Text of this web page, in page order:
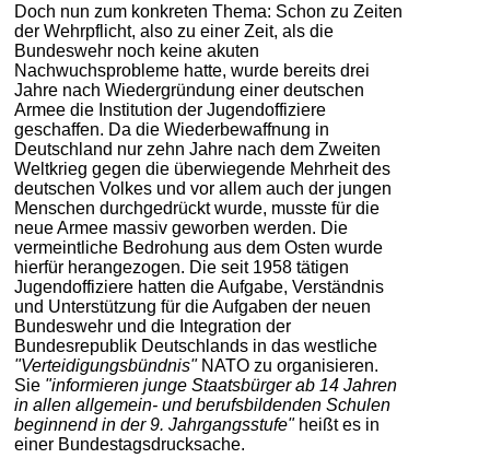
Doch nun zum konkreten Thema: Schon zu Zeiten
der Wehrpflicht, also zu einer Zeit, als die
Bundeswehr noch keine akuten
Nachwuchsprobleme hatte, wurde bereits drei
Jahre nach Wiedergründung einer deutschen
Armee die Institution der Jugendoffiziere
geschaffen. Da die Wiederbewaffnung in
Deutschland nur zehn Jahre nach dem Zweiten
Weltkrieg gegen die überwiegende Mehrheit des
deutschen Volkes und vor allem auch der jungen
Menschen durchgedrückt wurde, musste für die
neue Armee massiv geworben werden. Die
vermeintliche Bedrohung aus dem Osten wurde
hierfür herangezogen. Die seit 1958 tätigen
Jugendoffiziere hatten die Aufgabe, Verständnis
und Unterstützung für die Aufgaben der neuen
Bundeswehr und die Integration der
Bundesrepublik Deutschlands in das westliche
"Verteidigungsbündnis"NATO zu organisieren.
Sie "informieren junge Staatsbürger ab 14 Jahren
in allen allgemein- und berufsbildenden Schulen
beginnend in der 9. Jahrgangsstufe"heißt es in
einer Bundestagsdrucksache.